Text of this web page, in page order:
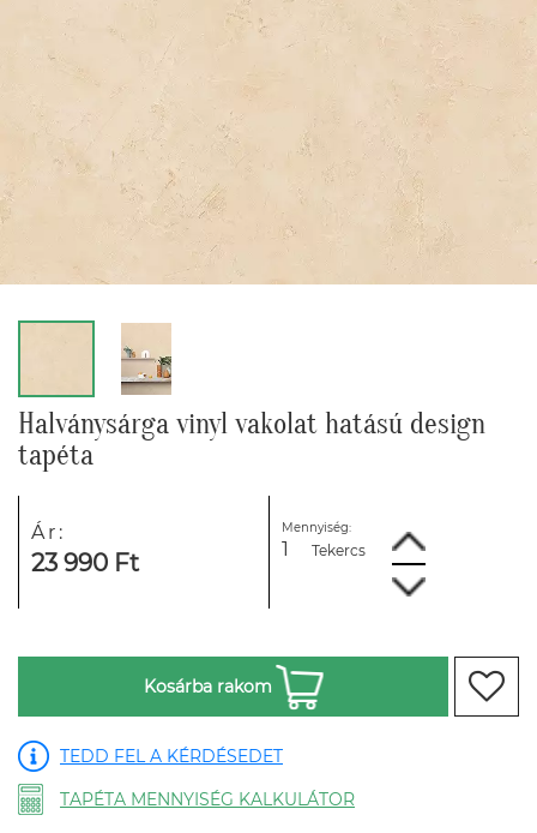
Halványsárga vinyl vakolat hatású design
tapéta
Ár:
23 990 Ft
Mennyiség:
Tekercs
Kosárba rakom
TEDD FEL A KÉRDÉSEDET
TAPÉTA MENNYISÉG KALKULÁTOR